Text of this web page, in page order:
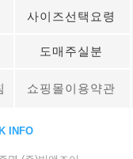
사이즈선택요령
도매주실분
쇼핑몰이용약관
INFO